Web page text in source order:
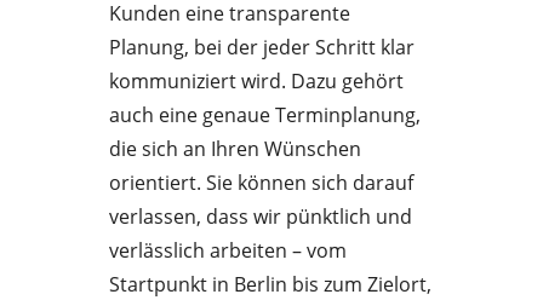
Kunden eine transparente
Planung, bei der jeder Schritt klar
kommuniziert wird. Dazu gehört
auch eine genaue Terminplanung,
die sich an Ihren Wünschen
orientiert. Sie können sich darauf
verlassen, dass wir pünktlich und
verlässlich arbeiten – vom
Startpunkt in Berlin bis zum Zielort,